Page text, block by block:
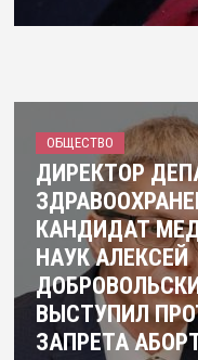
ОБЩЕСТВО
ДИРЕКТОР
КАНДИДАТ
НАУК АЛЕКСЕЙ
ВЫСТУПИЛ
ЗАПРЕТА